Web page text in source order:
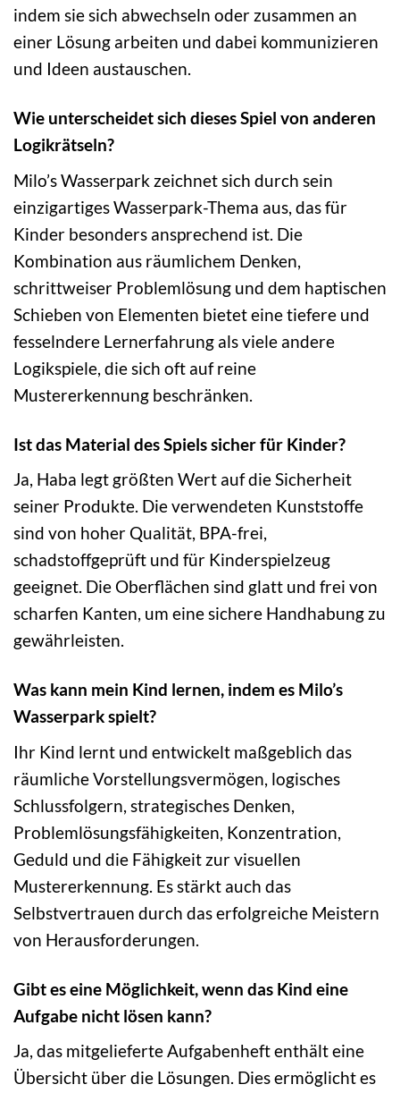
indem sie sich abwechseln oder zusammen an
einer Lösung arbeiten und dabei kommunizieren
und Ideen austauschen.
Wie unterscheidet sich dieses Spiel von anderen
Logikrätseln?
Milo’s Wasserpark zeichnet sich durch sein
einzigartiges Wasserpark-Thema aus, das für
Kinder besonders ansprechend ist. Die
Kombination aus räumlichem Denken,
schrittweiser Problemlösung und dem haptischen
Schieben von Elementen bietet eine tiefere und
fesselndere Lernerfahrung als viele andere
Logikspiele, die sich oft auf reine
Mustererkennung beschränken.
Ist das Material des Spiels sicher für Kinder?
Ja, Haba legt größten Wert auf die Sicherheit
seiner Produkte. Die verwendeten Kunststoffe
sind von hoher Qualität, BPA-frei,
schadstoffgeprüft und für Kinderspielzeug
geeignet. Die Oberflächen sind glatt und frei von
scharfen Kanten, um eine sichere Handhabung zu
gewährleisten.
Was kann mein Kind lernen, indem es Milo’s
Wasserpark spielt?
Ihr Kind lernt und entwickelt maßgeblich das
räumliche Vorstellungsvermögen, logisches
Schlussfolgern, strategisches Denken,
Problemlösungsfähigkeiten, Konzentration,
Geduld und die Fähigkeit zur visuellen
Mustererkennung. Es stärkt auch das
Selbstvertrauen durch das erfolgreiche Meistern
von Herausforderungen.
Gibt es eine Möglichkeit, wenn das Kind eine
Aufgabe nicht lösen kann?
Ja, das mitgelieferte Aufgabenheft enthält eine
Übersicht über die Lösungen. Dies ermöglicht es